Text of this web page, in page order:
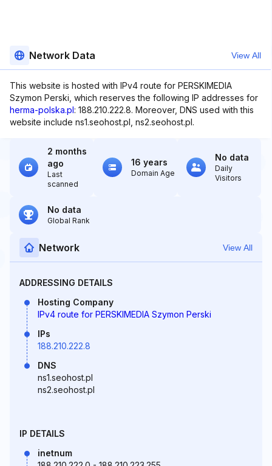
Network Data View All
This website is hosted with IPv4 route for PERSKIMEDIA
Szymon Perski, which reserves the following IP addresses for
herma-polska.pl: 188.210.222.8. Moreover, DNS used with this
website include ns1.seohost.pl, ns2.seohost.pl.
2 months
ago
Last
scanned
16 years
Domain Age
No data
Daily
Visitors
No data
Global Rank
Network View All
ADDRESSING DETAILS
Hosting Company
IPv4 route for PERSKIMEDIA Szymon Perski
IPs
188.210.222.8
DNS
ns1.seohost.pl
ns2.seohost.pl
IP DETAILS
inetnum